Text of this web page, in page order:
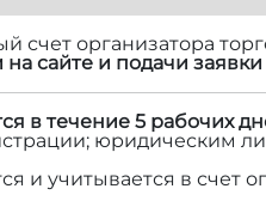
счет организатора
сайте и подачи заявки
в течение 5 рабочих
юридическим
и учитывается в счет